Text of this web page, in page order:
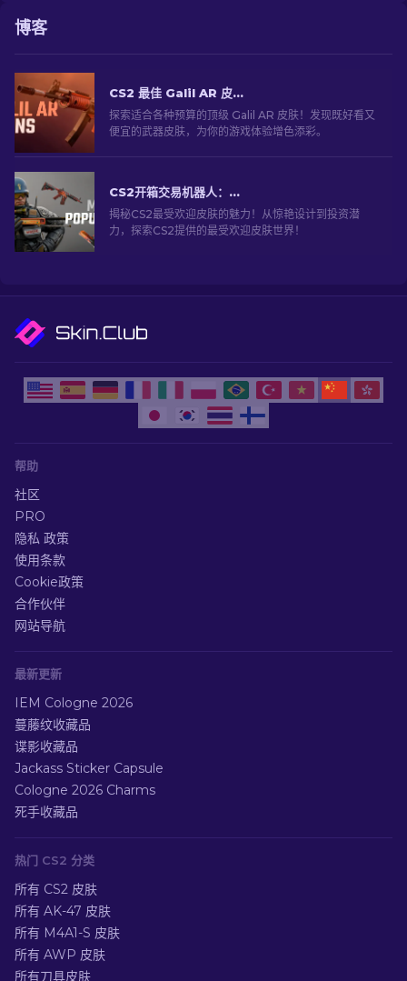
博客
CS2 最佳 Galil AR 皮肤推荐（适合任何预算）：终极指南 [2026]
探索适合各种预算的顶级 Galil AR 皮肤！发现既好看又
便宜的武器皮肤，为你的游戏体验增色添彩。
CS2开箱交易机器人：深入探索
揭秘CS2最受欢迎皮肤的魅力！从惊艳设计到投资潜
力，探索CS2提供的最受欢迎皮肤世界！
帮助
社区
PRO
隐私 政策
使用条款
Cookie政策
合作伙伴
网站导航
最新更新
IEM Cologne 2026
蔓藤纹收藏品
谍影收藏品
Jackass Sticker Capsule
Cologne 2026 Charms
死手收藏品
热门 CS2 分类
所有 CS2 皮肤
所有 AK-47 皮肤
所有 M4A1-S 皮肤
所有 AWP 皮肤
所有刀具皮肤